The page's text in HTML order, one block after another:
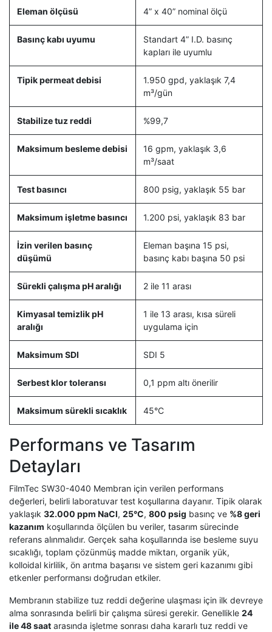
Eleman ölçüsü 4” x 40” nominal ölçü
Basınç kabı uyumu
Standart 4” I.D. basınç
kapları ile uyumlu
Tipik permeat debisi
1.950 gpd, yaklaşık 7,4
m³/gün
Stabilize tuz reddi %99,7
Maksimum besleme debisi
16 gpm, yaklaşık 3,6
m³/saat
Test basıncı 800 psig, yaklaşık 55 bar
Maksimum işletme basıncı 1.200 psi, yaklaşık 83 bar
İzin verilen basınç
düşümü
Eleman başına 15 psi,
basınç kabı başına 50 psi
Sürekli çalışma pH aralığı 2 ile 11 arası
Kimyasal temizlik pH
aralığı
1 ile 13 arası, kısa süreli
uygulama için
Maksimum SDI SDI 5
Serbest klor toleransı 0,1 ppm altı önerilir
Maksimum sürekli sıcaklık 45°C
Performans ve Tasarım
Detayları
FilmTec SW30-4040 Membran için verilen performans
değerleri, belirli laboratuvar test koşullarına dayanır. Tipik olarak
yaklaşık 32.000 ppm NaCl, 25°C, 800 psig basınç ve %8 geri
kazanım koşullarında ölçülen bu veriler, tasarım sürecinde
referans alınmalıdır. Gerçek saha koşullarında ise besleme suyu
sıcaklığı, toplam çözünmüş madde miktarı, organik yük,
kolloidal kirlilik, ön arıtma başarısı ve sistem geri kazanımı gibi
etkenler performansı doğrudan etkiler.
Membranın stabilize tuz reddi değerine ulaşması için ilk devreye
alma sonrasında belirli bir çalışma süresi gerekir. Genellikle 24
ile 48 saat arasında işletme sonrası daha kararlı tuz reddi ve